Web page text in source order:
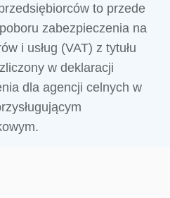
to przede
zabezpieczenia na
i usług (VAT) z tytułu
w deklaracji
dla agencji celnych w